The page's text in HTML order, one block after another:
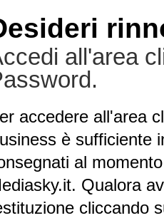
all'area
accedere all'area
è sufficiente
al
Qualora
cliccando